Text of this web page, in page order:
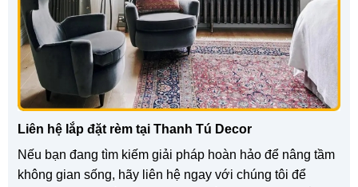
Liên hệ lắp đặt rèm tại Thanh Tú Decor
Nếu bạn đang tìm kiếm giải pháp hoàn hảo để nâng tầm
không gian sống, hãy liên hệ ngay với chúng tôi để